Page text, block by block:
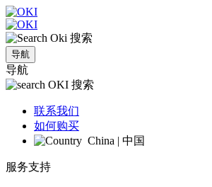
搜索
导航
导航
搜索
联系我们
如何购买
China | 中国
服务支持